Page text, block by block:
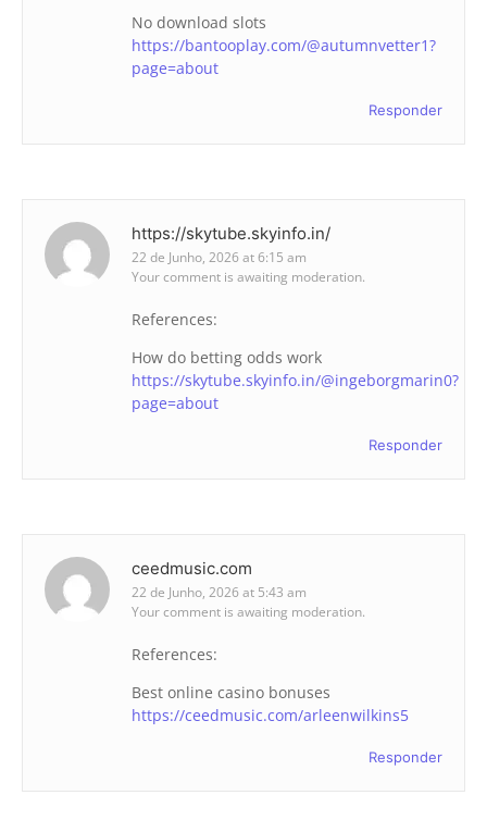
No download slots
https://bantooplay.com/@autumnvetter1?
page=about
Responder
https://skytube.skyinfo.in/
22 de Junho, 2026 at 6:15 am
Your comment is awaiting moderation.
References:
How do betting odds work
https://skytube.skyinfo.in/@ingeborgmarin0?
page=about
Responder
ceedmusic.com
22 de Junho, 2026 at 5:43 am
Your comment is awaiting moderation.
References:
Best online casino bonuses
https://ceedmusic.com/arleenwilkins5
Responder